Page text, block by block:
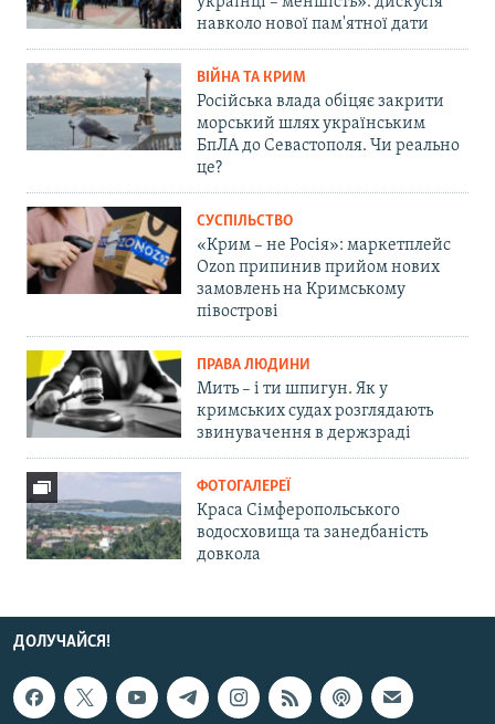
навколо нової пам'ятної дати
ВІЙНА ТА КРИМ
Російська влада обіцяє закрити
морський шлях українським
БпЛА до Севастополя. Чи реально
це?
СУСПІЛЬСТВО
«Крим – не Росія»: маркетплейс
Ozon припинив прийом нових
замовлень на Кримському
півострові
ПРАВА ЛЮДИНИ
Мить – і ти шпигун. Як у
кримських судах розглядають
звинувачення в держзраді
ФОТОГАЛЕРЕЇ
Краса Сімферопольського
водосховища та занедбаність
довкола
ДОЛУЧАЙСЯ!